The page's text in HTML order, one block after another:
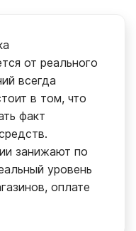
от реального
всегда
в том, что
факт
занижают по
уровень
оплате